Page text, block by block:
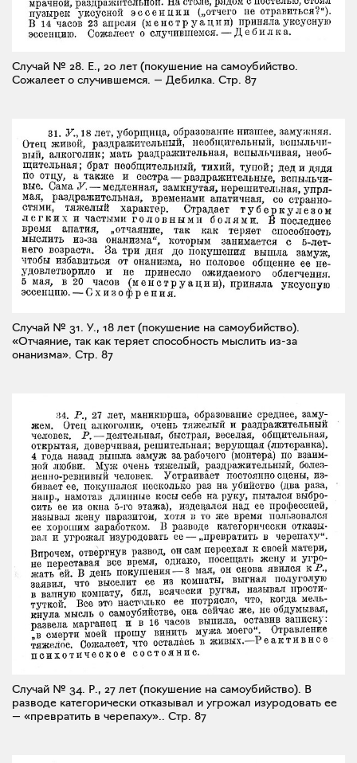
Случай № 28. Е., 20 лет (покушение на самоубийство.
Сожалеет о случившемся. — Дебилка. Стр. 87
Случай № 31. У., 18 лет (покушение на самоубийство).
«Отчаяние, так как теряет способность мыслить из-за
онанизма». Стр. 87
Случай № 34. Р., 27 лет (покушение на самоубийство). В
разводе категорически отказывал и угрожал изуродовать ее
— «превратить в черепаху».. Стр. 87